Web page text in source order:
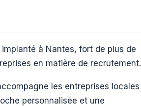
implanté à Nantes, fort de plus de
en matière de recrutement.
les entreprises locales
personnalisée et une